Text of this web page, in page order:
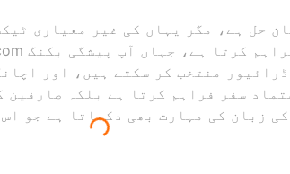
حل ہے، مگر یہاں کی غیر معیاری
منتخب کر سکتے ہیں، اور
زبان کی مہارت بھی دکھاتا ہے جو